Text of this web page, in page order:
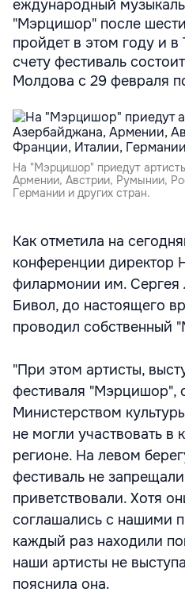
еждународный
"Мэрцишор" после
пройдет в этом году и
счету фестиваль
Молдова с 29 февраля
На "Мэрцишор" приедут
Армении, Австрии, Румынии,
Германии и других стран.
Как отметила на
конференции директор
филармонии им. Сергея
Бивол, до настоящего
проводил собственный
"При этом артисты,
фестиваля "Мэрцишор",
Министерством
не могли участвовать в
регионе. На левом
фестиваль не
приветствовали. Хотя
соглашались с нашими
каждый раз находили
наши артисты не
пояснила она.